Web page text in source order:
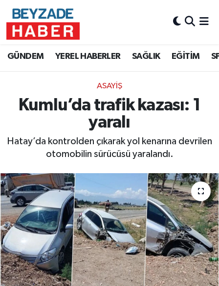
GÜNDEM YEREL HABERLER SAĞLIK EĞİTİM
ASAYİŞ
Kumlu’da trafik kazası: 1
yaralı
Hatay’da kontrolden çıkarak yol kenarına devrilen
otomobilin sürücüsü yaralandı.
Hava Durumu
Süper Lig Puan Durumu ve Fikstür
Tüm Manşetler
Son Dakika Haberleri